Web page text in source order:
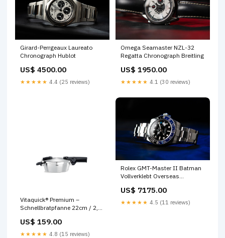
Girard-Perrgeaux Laureato
Chronograph Hublot
US$ 4500.00
★★★★★ 4.4 (25 reviews)
Omega Seamaster NZL-32
Regatta Chronograph Breitling
US$ 1950.00
★★★★★ 4.1 (30 reviews)
Vitaquick® Premium –
Schnellbratpfanne 22cm / 2,5
US$ 159.00
★★★★★ 4.8 (15 reviews)
Rolex GMT-Master II Batman
Vollverklebt Overseas
US$ 7175.00
★★★★★ 4.5 (11 reviews)